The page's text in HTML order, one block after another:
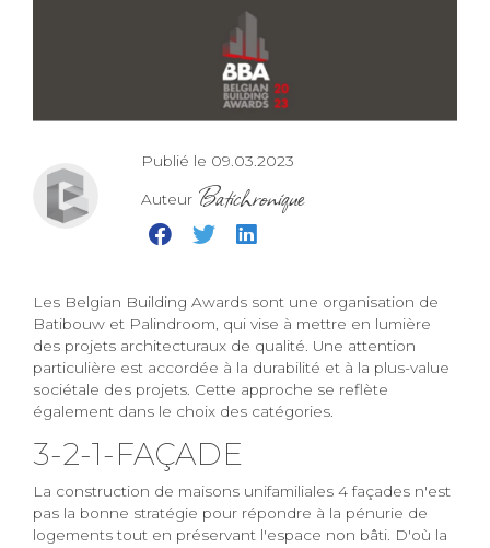
Publié le 09.03.2023
Auteur Batichronique
Les Belgian Building Awards sont une organisation de
Batibouw et Palindroom, qui vise à mettre en lumière
des projets architecturaux de qualité. Une attention
particulière est accordée à la durabilité et à la plus-value
sociétale des projets. Cette approche se reflète
également dans le choix des catégories.
3-2-1-FAÇADE
La construction de maisons unifamiliales 4 façades n'est
pas la bonne stratégie pour répondre à la pénurie de
logements tout en préservant l'espace non bâti. D'où la